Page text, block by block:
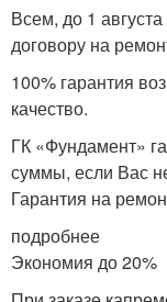
Всем, до 1
договору на
100% гарантия
качество.
ГК «Фундамент»
суммы, если Вас
Гарантия на
подробнее
Экономия до 20%